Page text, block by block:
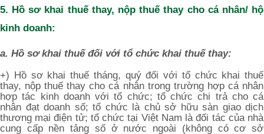
5. Hồ sơ khai thuế thay, nộp thuế thay cho cá nhân/ hộ
kinh doanh:
a. Hồ sơ khai thuế đối với tổ chức khai thuế thay:
+) Hồ sơ khai thuế tháng, quý đối với tổ chức khai thuế
thay, nộp thuế thay cho cá nhân trong trường hợp cá nhân
hợp tác kinh doanh với tổ chức; tổ chức chi trả cho cá
nhân đạt doanh số; tổ chức là chủ sở hữu sàn giao dịch
thương mại điện tử; tổ chức tại Việt Nam là đối tác của nhà
cung cấp nền tảng số ở nước ngoài (không có cơ sở